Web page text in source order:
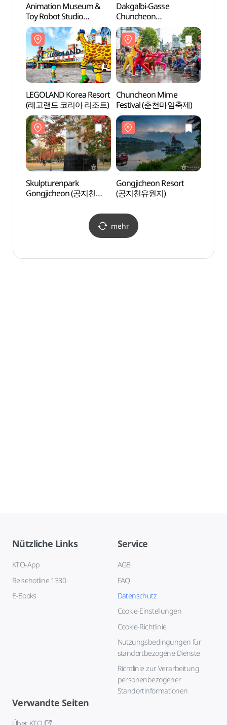
Animation Museum &
Toy Robot Studio
Chuncheon (춘천
애니메이션박물관&
토이로봇관)
Dakgalbi-Gasse
Chuncheon
Myeongdong (춘천 명동
닭갈비 골목)
LEGOLAND Korea Resort
(레고랜드 코리아 리조트)
Chuncheon Mime
Festival (춘천마임축제)
Skulpturenpark
Gongjicheon (공지천
Gongjicheon Resort
(공지천유원지)
mehr
Nützliche Links
KTO-App
Reisehotline 1330
E-Books
Service
AGB
FAQ
Datenschutz
Cookie-Einstellungen
Cookie-Richtlinie
Nutzungsbedingungen für
standortbezogene Dienste
Richtlinie zur Verarbeitung
personenbezogener
Standortinformationen
Verwandte Seiten